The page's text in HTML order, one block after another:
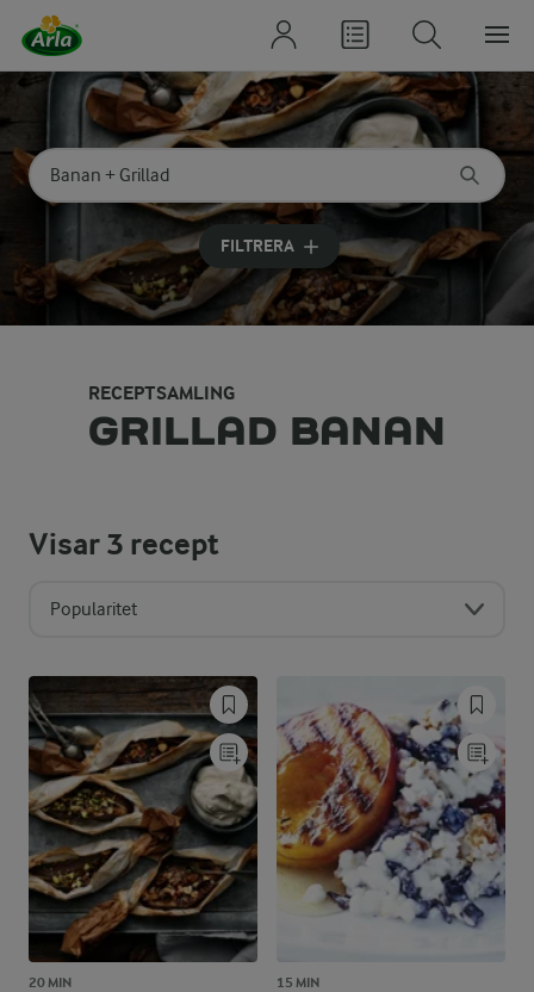
Sök på kategori eller ingrediens
Skriv in sökord för att få förslag
FILTRERA
RECEPTSAMLING
GRILLAD BANAN
Visar3 recept
Popularitet
20 MIN 15 MIN